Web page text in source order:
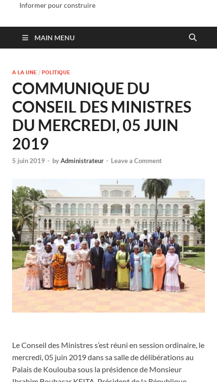
Informer pour construire
MAIN MENU
A LA UNE / POLITIQUE
COMMUNIQUE DU
CONSEIL DES MINISTRES
DU MERCREDI, 05 JUIN
2019
5 juin 2019 - byAdministrateur - Leave a Comment
Le Conseil des Ministres s’est réuni en session ordinaire, le
mercredi, 05 juin 2019 dans sa salle de délibérations au
Palais de Koulouba sous la présidence de Monsieur